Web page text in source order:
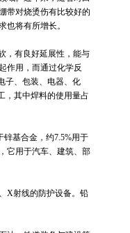
带对烧烫伤有比较好的
将有所增长。
，有良好延展性，能与
作用，而通过化学反
子、包装、电器、化
，其中焊料的使用量占
基合金，约7.5%用于
它用于汽车、建筑、部
X射线的防护设备。铅